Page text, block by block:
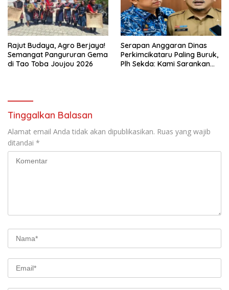
Rajut Budaya, Agro Berjaya!
Semangat Pangururan Gema
di Tao Toba Joujou 2026
Serapan Anggaran Dinas
Perkimcikataru Paling Buruk,
Plh Sekda: Kami Sarankan
Tinggalkan Balasan
Alamat email Anda tidak akan dipublikasikan. Ruas yang wajib
ditandai *